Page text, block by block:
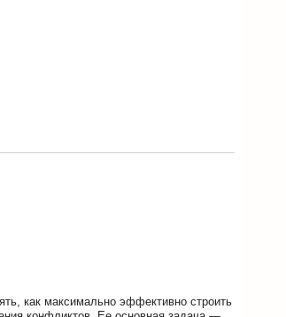
как максимально эффективно строить